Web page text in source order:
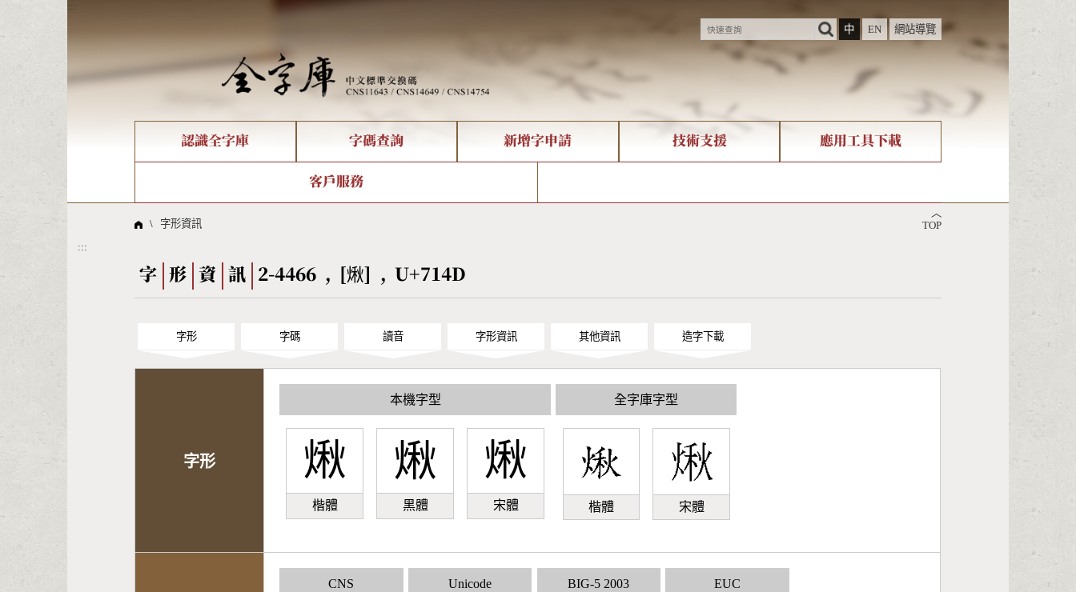
:::
中
EN 網站導覽
認識全字庫
全字庫現況
線上教學
字碼查詢
部件查詢
倉頡查詢
Big5查詢 拼音查詢
新增字申請 技術支援
造字解決方案
應用工具下載
字形下載
客戶服務
問題集
︿
TOP
\ 字形資訊
:::
字 形 資 訊 2-4466 , [煍] , U+714D
字形 字碼 讀音 字形資訊 其他資訊 造字下載
字形
本機字型
煍
楷體
煍
黑體
煍
宋體
全字庫字型
楷體 宋體
CNS Unicode BIG-5 2003 EUC